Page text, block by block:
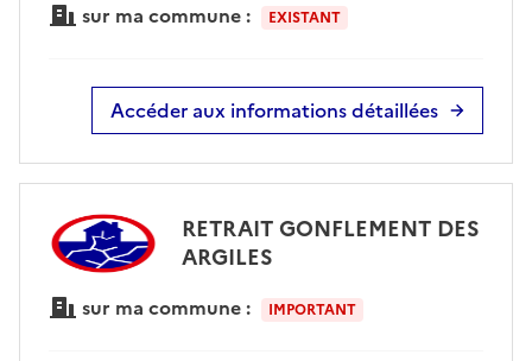
sur ma commune : EXISTANT
Accéder aux informations détaillées
RETRAIT GONFLEMENT DES
ARGILES
sur ma commune : IMPORTANT